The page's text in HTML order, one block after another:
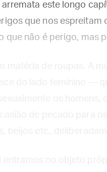
arremata este longo
que nos espreitam
que não é perigo, mas